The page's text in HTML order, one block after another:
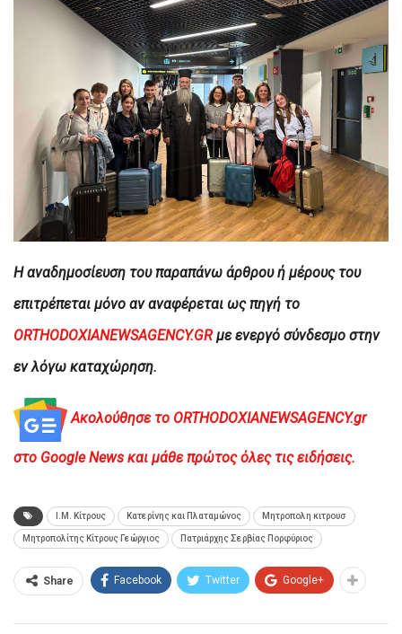
H αναδημοσίευση του παραπάνω άρθρου ή μέρους του
επιτρέπεται μόνο αν αναφέρεται ως πηγή το
ORTHODOXIANEWSAGENCY.GR με ενεργό σύνδεσμο στην
εν λόγω καταχώρηση.
Ακολούθησε το ORTHODOXIANEWSAGENCY.gr
στο Google News και μάθε πρώτος όλες τις ειδήσεις.
Ι.Μ. Κίτρους Κατερίνης και Πλαταμώνος Μητροπολη κιτρουσ
Μητροπολίτης Κίτρους Γεώργιος Πατριάρχης Σερβίας Πορφύριος
Share Facebook Twitter Google+